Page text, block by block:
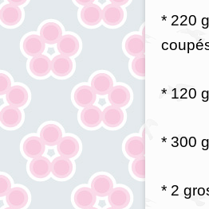
* 220
* 120
* 300
* 2